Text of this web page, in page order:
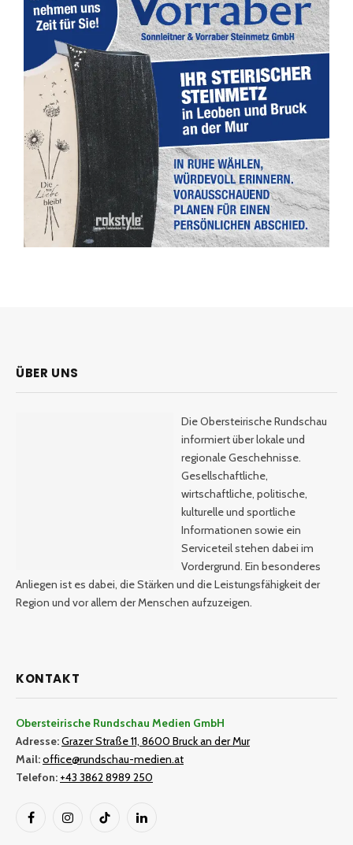
ÜBER UNS
Die Obersteirische Rundschau
informiert über lokale und
regionale Geschehnisse.
Gesellschaftliche,
wirtschaftliche, politische,
kulturelle und sportliche
Informationen sowie ein
Serviceteil stehen dabei im
Vordergrund. Ein besonderes
Anliegen ist es dabei, die Stärken und die Leistungsfähigkeit der
Region und vor allem der Menschen aufzuzeigen.
KONTAKT
Obersteirische Rundschau Medien GmbH
Adresse:Grazer Straße 11, 8600 Bruck an der Mur
Mail:office@rundschau-medien.at
Telefon: +43 3862 8989 250
FacebookInstagramTikTok LinkedIn